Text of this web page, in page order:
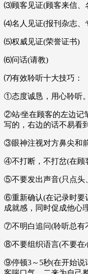
⑶顾客见证(顾客来信、
⑷名人见证(报刊杂志、
⑸权威见证(荣誉证书)
⑹问话(请教)
⑺有效聆听十大技巧：
①态度诚恳，用心聆听。
②站∕坐在顾客的左边记
写的，右边的话不易看
③眼神注视对方鼻尖和前
④不打断，不打岔(在顾
⑤不要发出声音(只点头
⑥重新确认(在记录时要
成就感，同时促成他心
⑦不明白追问(聆听总有
⑧不要组织语言(不要在
⑨停顿3～5秒(在开始说